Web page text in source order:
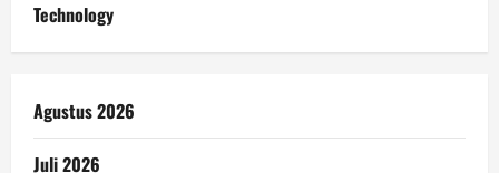
Technology
Agustus 2026
Juli 2026